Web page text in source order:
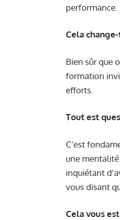
performance.
Cela
Bien sûr que
formation
efforts.
Tout est
C'est
une
inquiétant
vous disant
Cela vous